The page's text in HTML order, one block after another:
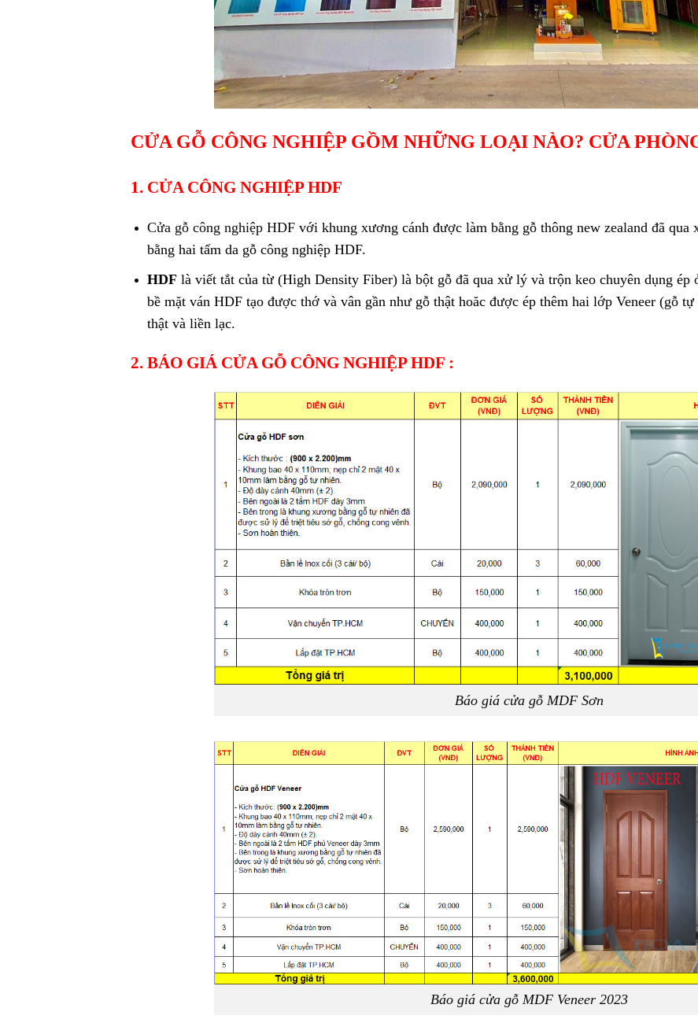
CỬA GỖ CÔNG NGHIỆP GỒM NHỮNG LOẠI NÀO? CỬA
1. CỬA CÔNG NGHIỆPHDF
Cửa gỗ công nghiệp HDFvới khung xương cánh được làm bằng gỗ thông new zealand đã
bằng hai tấm da gỗ công nghiệp HDF.
HDFlà viết tắt của từ (High Density Fiber) là bột gỗ đã qua xử lý và trộn keo chuyên dụng ép
bề mặt ván HDF tạo được thớ và vân gần như gỗ thật hoăc được ép thêm hai lớp Veneer (gỗ
thật và liền lạc.
2. BÁO GIÁ CỬA GỖ CÔNG NGHIỆPHDF :
Báo giá cửa gỗ MDF Sơn
Báo giá cửa gỗ MDF Veneer 2023